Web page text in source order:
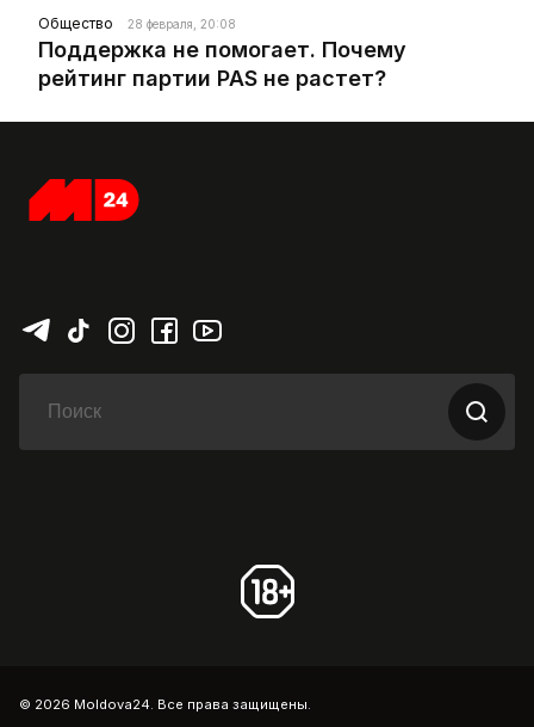
Общество 28 февраля, 20:08
Поддержка не помогает. Почему
рейтинг партии PAS не растет?
© 2026 Moldova24. Все права защищены.